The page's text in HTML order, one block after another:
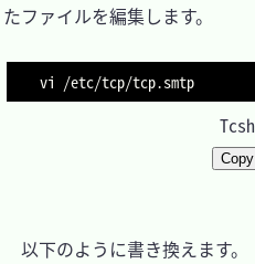
たファイルを編集します。
vi /etc/tcp/tcp.smtp
Tcsh
Copy
以下のように書き換えます。